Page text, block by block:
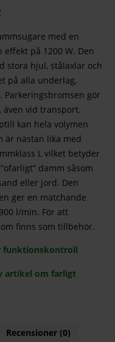
med en
på 1200 W. Den
stora hjul, stålaxlar och
på alla underlag,
Parkeringsbromsen gör
även vid transport.
kan hela volymen
är nästan lika med
L vilket betyder
damm såsom
eller jord. Den
ger en matchande
l/min. För att
finns som tillbehör.
funktionskontroll
artikel om farligt
Recensioner (0)